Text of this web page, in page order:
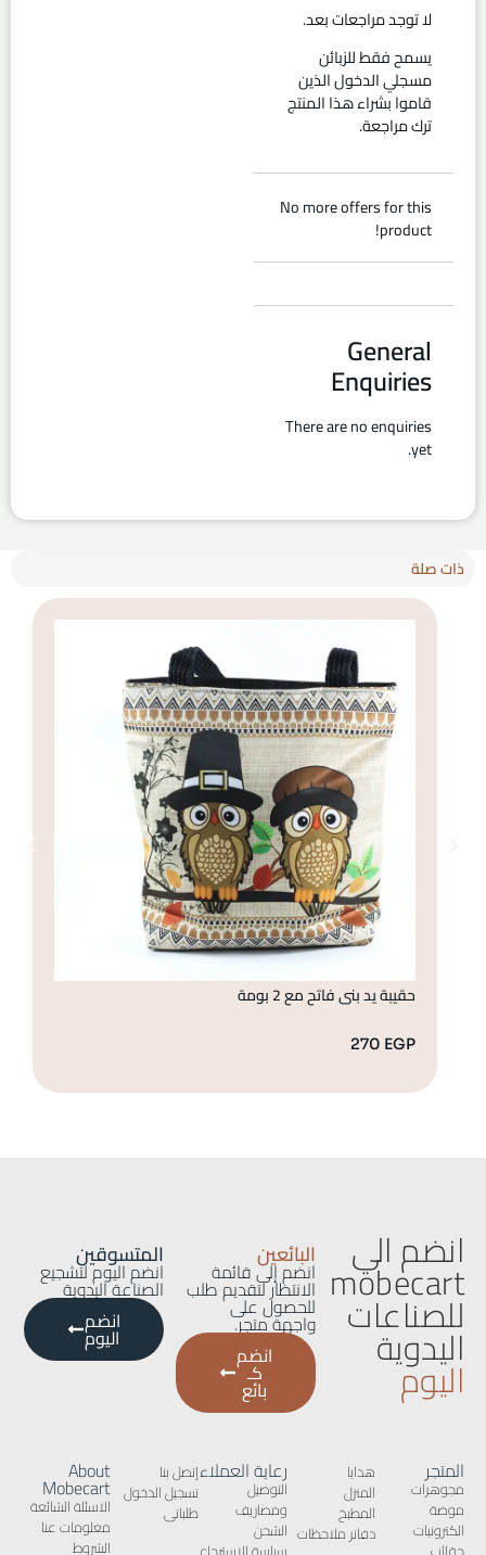
لا توجد مراجعات بعد.
يسمح فقط للزبائن
مسجلي الدخول الذين
قاموا بشراء هذا المنتج
ترك مراجعة.
No more offers for this
product!
General
Enquiries
There are no enquiries
yet.
ذات صلة
حقيبة يد بنى فاتح مع 2 بومة
270 EGP
انضم الي
mobecart
للصناعات
اليدوية
اليوم
البائعين
انضم إلى قائمة
الانتظار لتقديم طلب
للحصول على
واجهة متجر.
انضم
كـ
بائع
المتسوقين
انضم اليوم لتشجيع
الصناعة اليدوية
انضم
اليوم
المتجر
مجوهرات
موضة
الكترونيات
هدايا
المنزل
المطبخ
دفاتر ملاحظات
رعاية العملاء
التوصيل
ومصاريف
الشحن
إتصل بنا
تسجيل الدخول
طلباتى
About
Mobecart
الاسئلة الشائعة
معلومات عنا
الشروط